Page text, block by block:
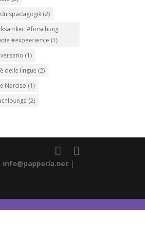
(2)
#forschung
#expeerience (1)
(1)
delle lingue (2)
Narciso (1)
(2)
info@papperla.net |